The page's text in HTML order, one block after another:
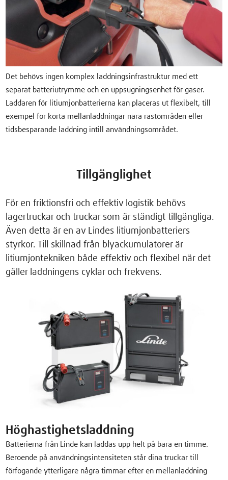
Det behövs ingen komplex laddningsinfrastruktur med ett
separat batteriutrymme och en uppsugningsenhet för gaser.
Laddaren för litiumjonbatterierna kan placeras ut flexibelt, till
exempel för korta mellanladdningar nära rastområden eller
tidsbesparande laddning intill användningsområdet.
Tillgänglighet
För en friktionsfri och effektiv logistik behövs
lagertruckar och truckar som är ständigt tillgängliga.
Även detta är en av Lindes litiumjonbatteriers
styrkor. Till skillnad från blyackumulatorer är
litiumjontekniken både effektiv och flexibel när det
gäller laddningens cyklar och frekvens.
Höghastighetsladdning
Batterierna från Linde kan laddas upp helt på bara en timme.
Beroende på användningsintensiteten står dina truckar till
förfogande ytterligare några timmar efter en mellanladdning